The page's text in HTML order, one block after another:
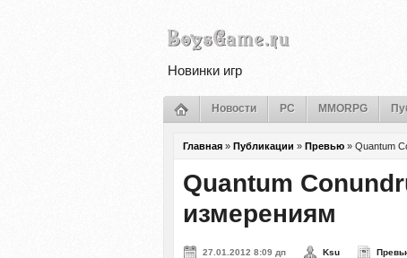
Новинки игр
Новости PC MMORPG
Главная » Публикации » Превью » Quantum
Quantum
измерениям
27.01.2012 8:09 дп Ksu